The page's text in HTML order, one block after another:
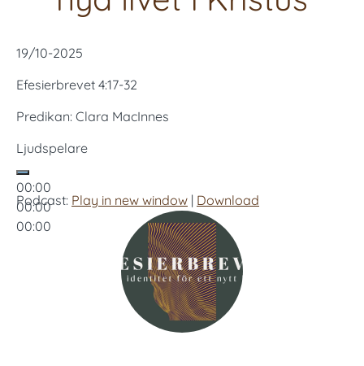
19/10-2025
Efesierbrevet 4:17-32
Predikan: Clara MacInnes
Ljudspelare
00:00
00:00
00:00
Podcast: Play in new window | Download